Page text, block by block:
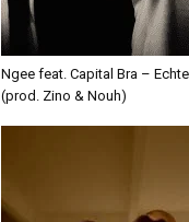
Ngee feat. Capital Bra –
(prod. Zino & Nouh)